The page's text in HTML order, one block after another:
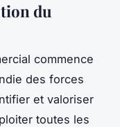
du
commence
des forces
et valoriser
toutes les